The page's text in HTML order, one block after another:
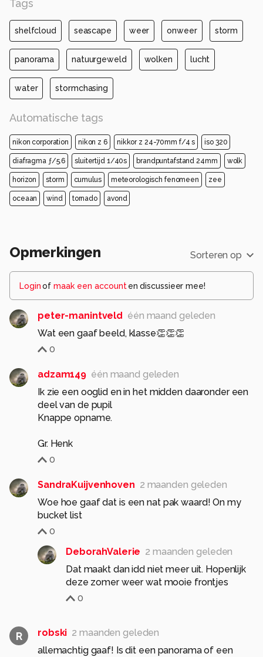
Tags
shelfcloud seascape weer onweer storm
panorama natuurgeweld wolken lucht
water stormchasing
Automatische tags
nikon corporation nikon z 6 nikkor z 24-70mm f/4 s iso 320
diafragma ƒ/5.6 sluitertijd 1/40s brandpuntafstand 24mm wolk
horizon storm cumulus meteorologisch fenomeen zee
oceaan wind tornado avond
Opmerkingen Sorteren op
Loginof maak een account en discussieer mee!
peter-manintveld één maand geleden
Wat een gaaf beeld, klasse👏👏👏
0
adzam149 één maand geleden
Ik zie een ooglid en in het midden daaronder een
deel van de pupil
Knappe opname.
Gr. Henk
0
SandraKuijvenhoven 2 maanden geleden
Woe hoe gaaf dat is een nat pak waard! On my
bucket list
0
DeborahValerie 2 maanden geleden
Dat maakt dan idd niet meer uit. Hopenlijk
deze zomer weer wat mooie frontjes
0
R robski 2 maanden geleden
allemachtig gaaf! Is dit een panorama of een